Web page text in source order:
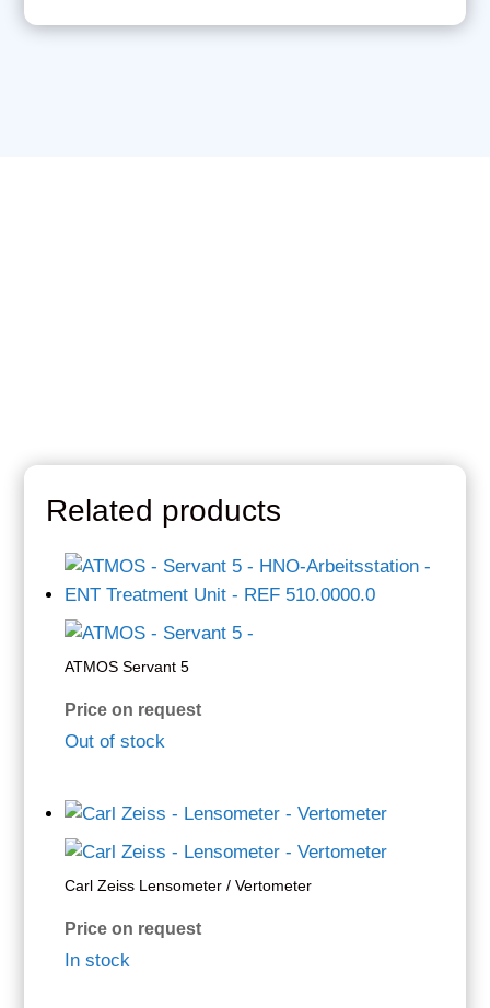
quantity
Related products
ATMOS Servant 5
Price on request
Out of stock
Carl Zeiss Lensometer / Vertometer
Price on request
In stock